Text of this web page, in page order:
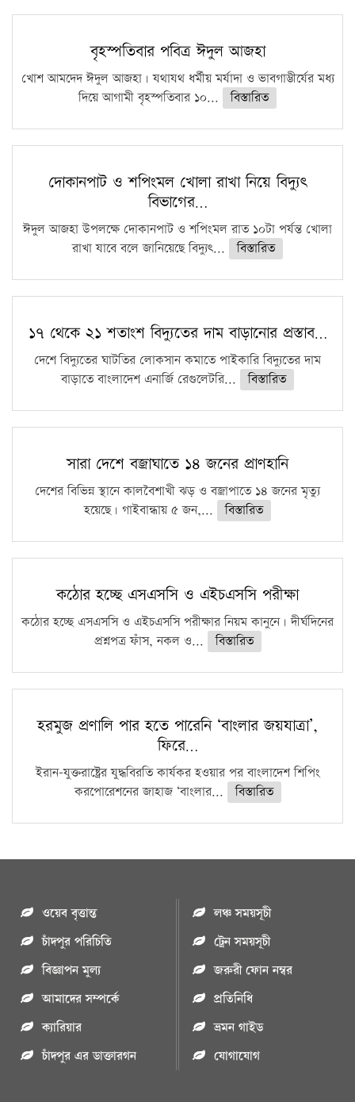
বৃহস্পতিবার পবিত্র ঈদুল আজহা
খোশ আমদেদ ঈদুল আজহা। যথাযথ ধর্মীয় মর্যাদা ও ভাবগাম্ভীর্যের মধ্য
দিয়ে আগামী বৃহস্পতিবার ১০...
বিস্তারিত
দোকানপাট ও শপিংমল খোলা রাখা নিয়ে বিদ্যুৎ
বিভাগের…
ঈদুল আজহা উপলক্ষে দোকানপাট ও শপিংমল রাত ১০টা পর্যন্ত খোলা
রাখা যাবে বলে জানিয়েছে বিদ্যুৎ...
বিস্তারিত
১৭ থেকে ২১ শতাংশ বিদ্যুতের দাম বাড়ানোর প্রস্তাব…
দেশে বিদ্যুতের ঘাটতির লোকসান কমাতে পাইকারি বিদ্যুতের দাম
বাড়াতে বাংলাদেশ এনার্জি রেগুলেটরি...
বিস্তারিত
সারা দেশে বজ্রাঘাতে ১৪ জনের প্রাণহানি
দেশের বিভিন্ন স্থানে কালবৈশাখী ঝড় ও বজ্রাপাতে ১৪ জনের মৃত্যু
হয়েছে। গাইবান্ধায় ৫ জন,...
বিস্তারিত
কঠোর হচ্ছে এসএসসি ও এইচএসসি পরীক্ষা
কঠোর হচ্ছে এসএসসি ও এইচএসসি পরীক্ষার নিয়ম কানুনে। দীর্ঘদিনের
প্রশ্নপত্র ফাঁস, নকল ও...
বিস্তারিত
হরমুজ প্রণালি পার হতে পারেনি ‘বাংলার জয়যাত্রা’,
ফিরে…
ইরান-যুক্তরাষ্ট্রের যুদ্ধবিরতি কার্যকর হওয়ার পর বাংলাদেশ শিপিং
করপোরেশনের জাহাজ ‘বাংলার...
বিস্তারিত
ওয়েব বৃত্তান্ত
চাঁদপুর পরিচিতি
বিজ্ঞাপন মুল্য
আমাদের সম্পর্কে
ক্যারিয়ার
চাঁদপুর এর ডাক্তারগন
লঞ্চ সময়সূচী
ট্রেন সময়সূচী
জরুরী ফোন নম্বর
প্রতিনিধি
ভ্রমন গাইড
যোগাযোগ